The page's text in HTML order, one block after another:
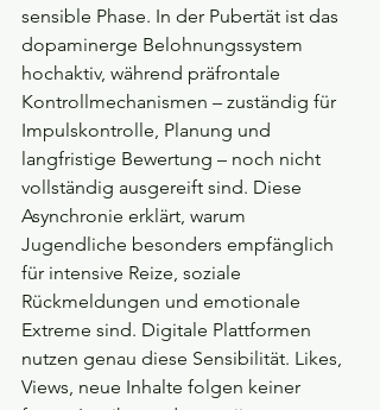
sensible Phase. In der Pubertät ist das
dopaminerge Belohnungssystem
hochaktiv, während präfrontale
Kontrollmechanismen – zuständig für
Impulskontrolle, Planung und
langfristige Bewertung – noch nicht
vollständig ausgereift sind. Diese
Asynchronie erklärt, warum
Jugendliche besonders empfänglich
für intensive Reize, soziale
Rückmeldungen und emotionale
Extreme sind. Digitale Plattformen
nutzen genau diese Sensibilität. Likes,
Views, neue Inhalte folgen keiner